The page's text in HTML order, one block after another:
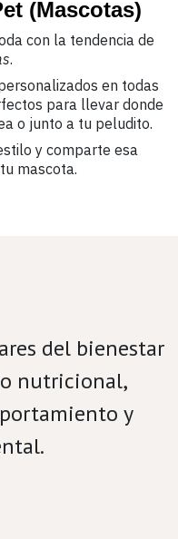
(Mascotas)
con la tendencia de
.
en todas
para llevar donde
o junto a tu peludito.
y comparte esa
mascota.
del bienestar
nutricional,
y